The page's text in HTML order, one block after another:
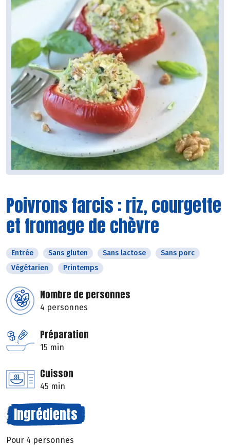
Poivrons farcis : riz, courgette
et fromage de chèvre
Entrée Sans gluten Sans lactose
Sans porc
Végétarien
Printemps
Nombre de personnes
4 personnes
Préparation
15 min
Cuisson
45 min
Ingrédients
Pour 4 personnes